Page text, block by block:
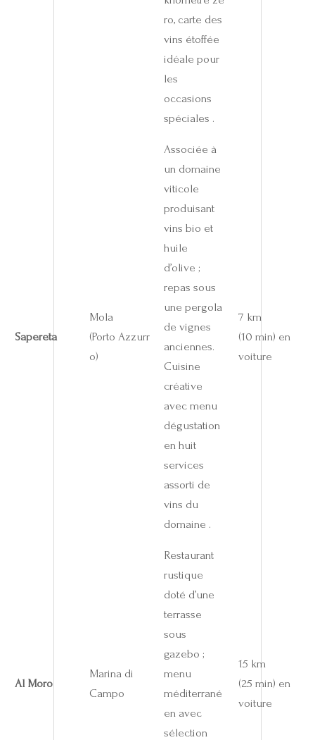
ro, carte des
vins étoffée
idéale pour
les
occasions
spéciales .
Sapereta
Mola
(Porto Azzurr
o)
Associée à
un domaine
viticole
produisant
vins bio et
huile
d’olive ;
repas sous
une pergola
de vignes
anciennes.
Cuisine
créative
avec menu
dégustation
en huit
services
assorti de
vins du
domaine .
7 km
(10 min) en
voiture
Al Moro
Marina di
Campo
Restaurant
rustique
doté d’une
terrasse
sous
gazebo ;
menu
méditerrané
en avec
sélection
15 km
(25 min) en
voiture